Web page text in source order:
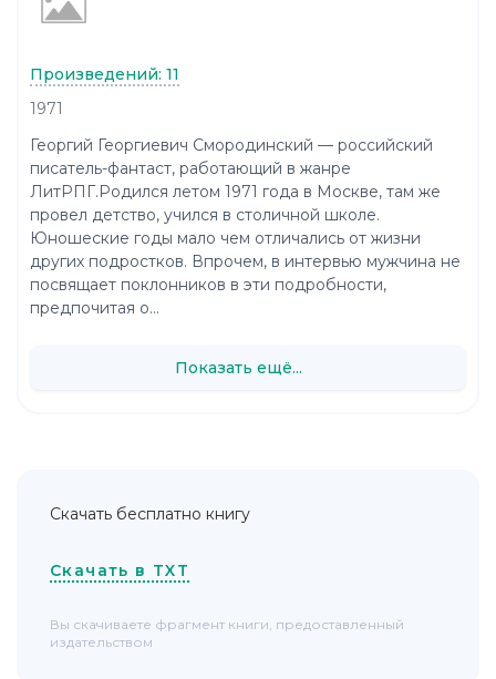
Произведений: 11
1971
Георгий Георгиевич Смородинский — российский
писатель-фантаст, работающий в жанре
ЛитРПГ.Родился летом 1971 года в Москве, там же
провел детство, учился в столичной школе.
Юношеские годы мало чем отличались от жизни
других подростков. Впрочем, в интервью мужчина не
посвящает поклонников в эти подробности,
предпочитая о...
Показать ещё...
Скачать бесплатно книгу
Скачать в TXT
Вы скачиваете фрагмент книги, предоставленный
издательством